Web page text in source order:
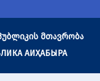
მთავრობა
АИҲАБЫРА